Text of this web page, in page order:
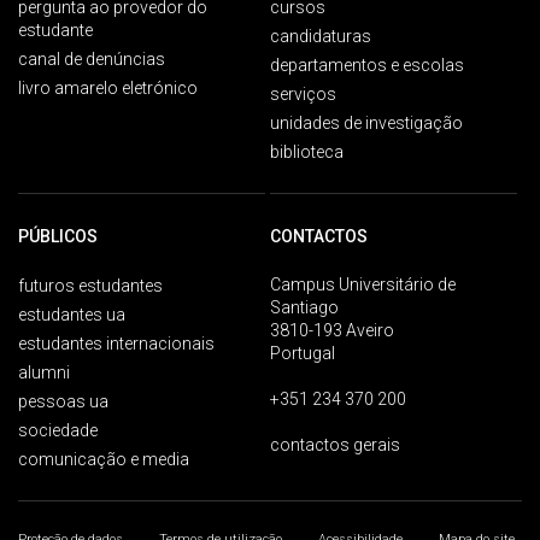
pergunta ao provedor do
estudante
canal de denúncias
livro amarelo eletrónico
cursos
candidaturas
departamentos e escolas
serviços
unidades de investigação
biblioteca
PÚBLICOS
futuros estudantes
estudantes ua
estudantes internacionais
alumni
pessoas ua
sociedade
comunicação e media
CONTACTOS
Campus Universitário de
Santiago
3810-193 Aveiro
Portugal
+351 234 370 200
contactos gerais